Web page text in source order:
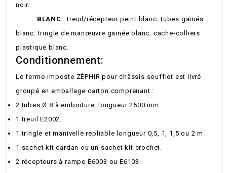
noir.
BLANC : treuil/récepteur peint blanc. tubes gainés
blanc. tringle de manœuvre gainée blanc. cache-colliers
plastique blanc.
Conditionnement:
Le ferme-imposte ZÉPHIR pour châssis soufflet est livré
groupé en emballage carton comprenant :
2 tubes Ø 8 à emboiture, longueur 2500 mm.
1 treuil E2002.
1 tringle et manivelle repliable longueur 0,5, 1, 1,5 ou 2 m.
1 sachet kit cardan ou un sachet kit crochet.
2 récepteurs à rampe E6003 ou E6103.